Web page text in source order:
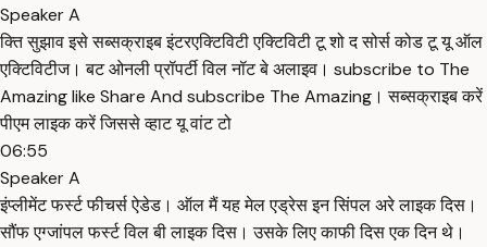
Speaker A
क्ति सुझाव इसे सब्सक्राइब इंटरएक्टिविटी एक्टिविटी टू शो द सोर्स कोड टू यू ऑल
एक्टिविटीज। बट ओनली प्रॉपर्टी विल नॉट बे अलाइव। subscribe to The
Amazing like Share And subscribe The Amazing। सब्सक्राइब करें
पीएम लाइक करें जिससे व्हाट यू वांट टो
06:55
Speaker A
इंप्लीमेंट फर्स्ट फीचर्स ऐडेड। ऑल मैं यह मेल एड्रेस इन सिंपल अरे लाइक दिस।
सौंफ एग्जांपल फर्स्ट विल बी लाइक दिस। उसके लिए काफी दिस एक दिन थे।